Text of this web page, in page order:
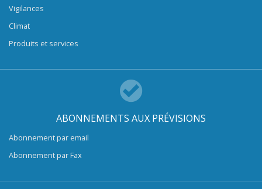
Vigilances
Climat
Produits et services
ABONNEMENTS AUX PRÉVISIONS
Abonnement par email
Abonnement par Fax